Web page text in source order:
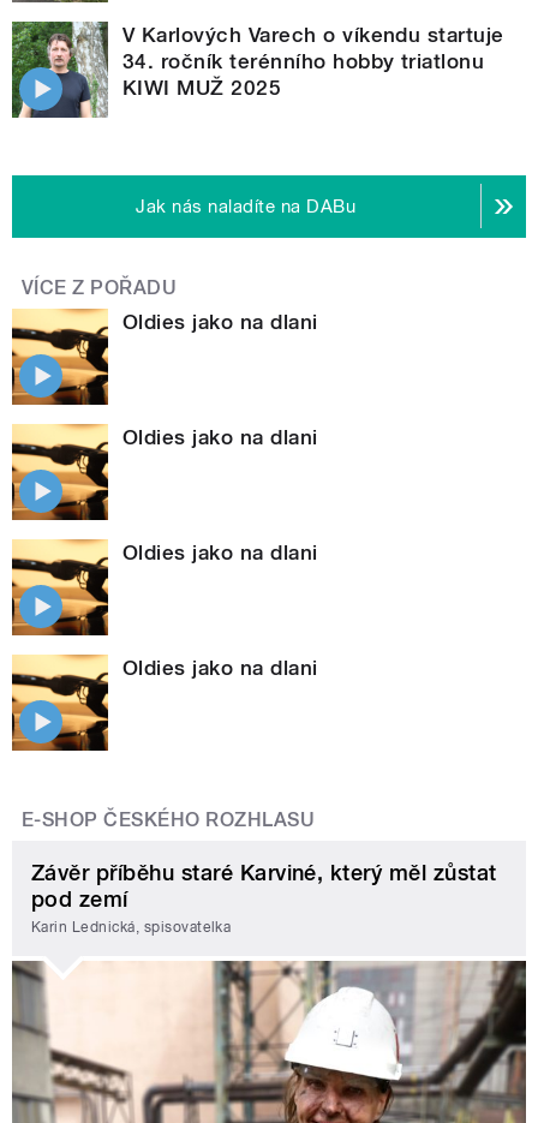
V Karlových Varech o víkendu startuje
34. ročník terénního hobby triatlonu
KIWI MUŽ 2025
Jak nás naladíte na DABu
VÍCE Z POŘADU
Oldies jako na dlani
Oldies jako na dlani
Oldies jako na dlani
Oldies jako na dlani
E-SHOP ČESKÉHO ROZHLASU
Závěr příběhu staré Karviné, který měl zůstat
pod zemí
Karin Lednická, spisovatelka